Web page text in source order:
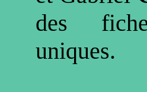
des
uniques.